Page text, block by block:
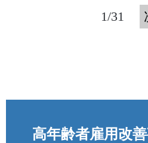
1/31
高年齢者雇用改